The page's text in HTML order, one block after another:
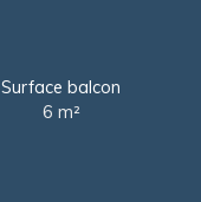
Surface balcon
6 m²